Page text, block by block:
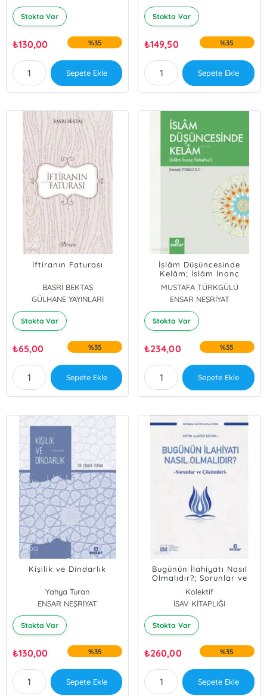
Stokta Var
₺130,00 %35
Sepete Ekle
Stokta Var
₺149,50 %35
Sepete Ekle
İftiranın Faturası
BASRİ BEKTAŞ
GÜLHANE YAYINLARI
Stokta Var
₺65,00 %35
Sepete Ekle
İslâm Düşüncesinde
Kelâm; İslâm İnanç
Felsefesi
MUSTAFA TÜRKGÜLÜ
ENSAR NEŞRİYAT
Stokta Var
₺234,00 %35
Sepete Ekle
Kişilik ve Dindarlık
Yahya Turan
ENSAR NEŞRİYAT
Stokta Var
₺130,00 %35
Sepete Ekle
Bugünün İlahiyatı Nasıl
Olmalıdır?; Sorunlar ve
Çözümleri
Kolektif
İSAV KİTAPLIĞI
Stokta Var
₺260,00 %35
Sepete Ekle